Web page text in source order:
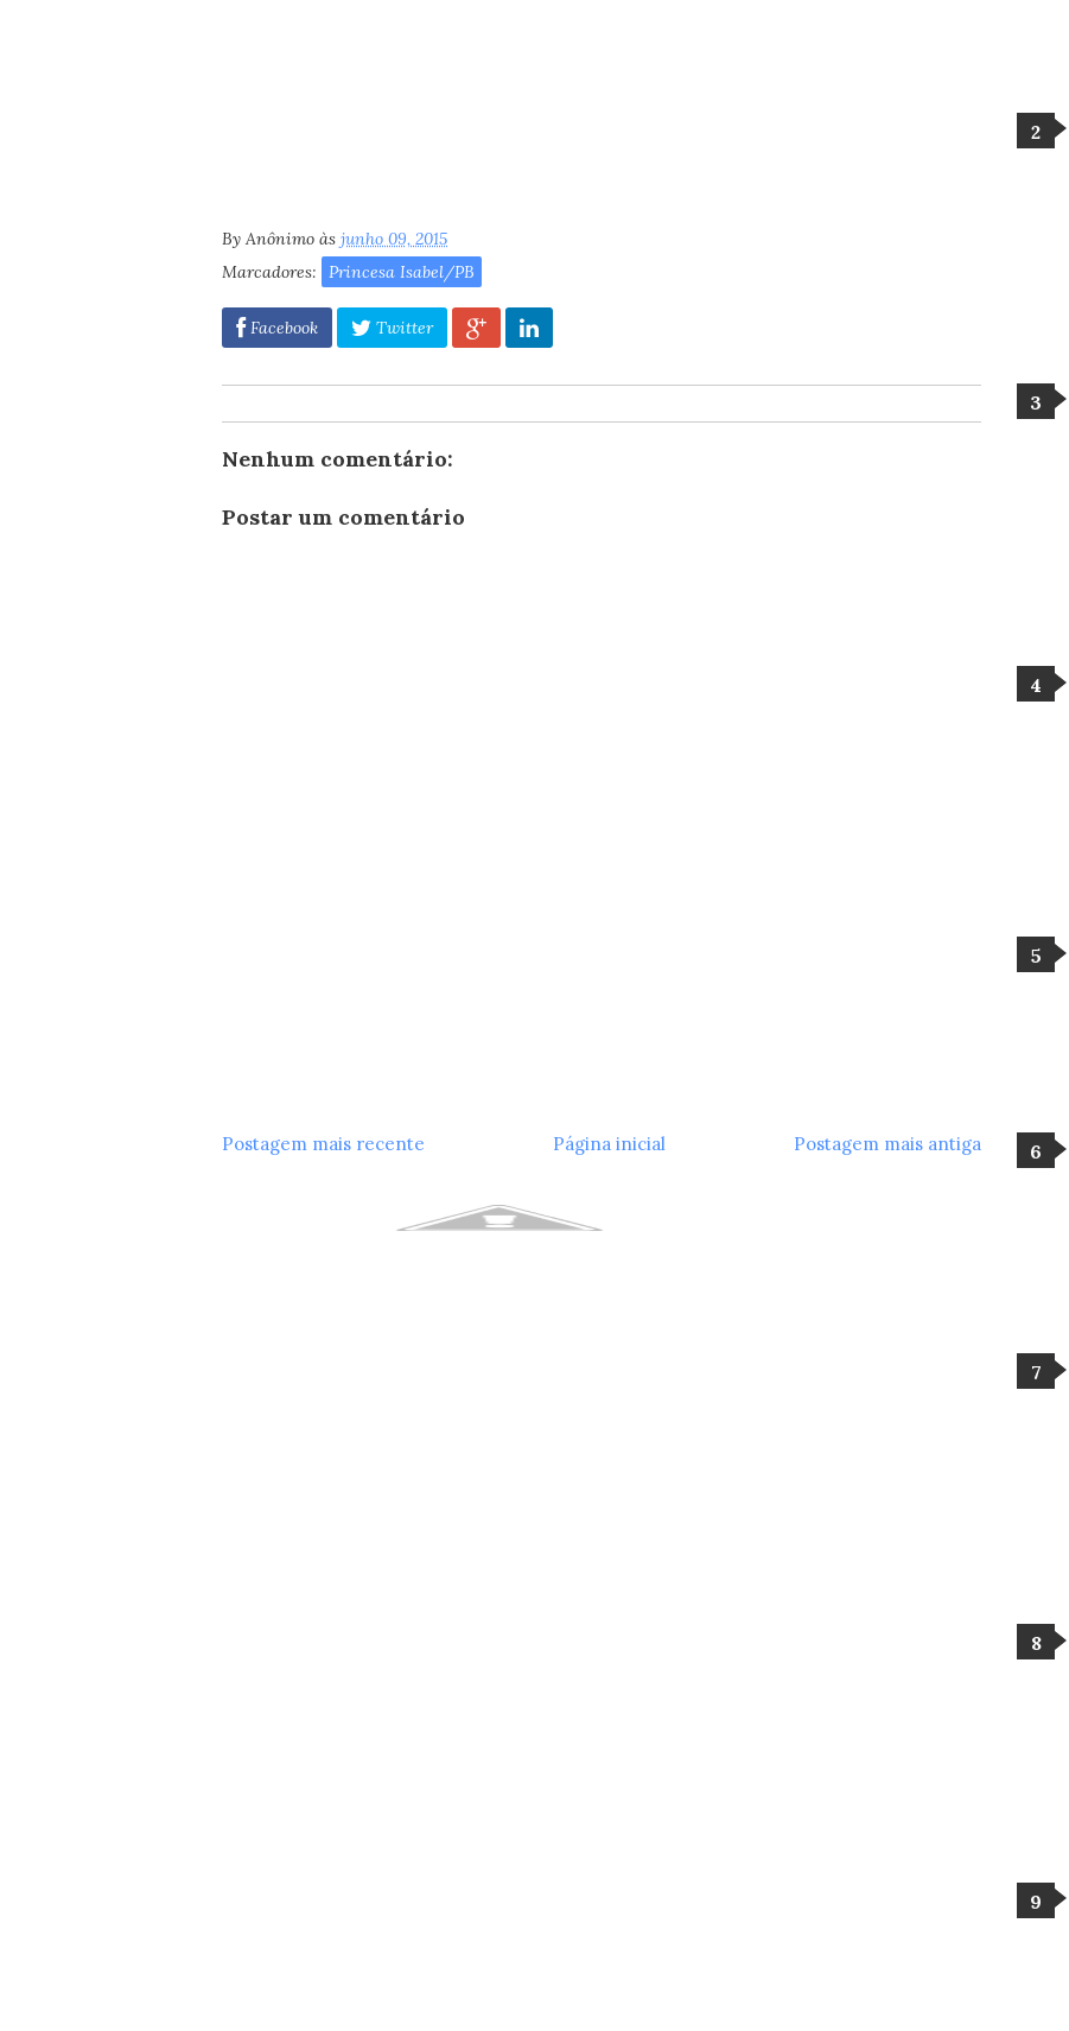
By Anônimo às junho 09, 2015
Marcadores:
Princesa Isabel/PB
Facebook Twitter
Nenhum comentário:
Postar um comentário
Postagem mais recente Postagem mais antiga
Página inicial